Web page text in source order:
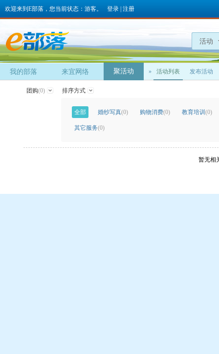
欢迎来到E部落，您当前状态：游客。 登录 注册
活动
我的部落 来宜网络 聚活动 » 活动列表 发布活动
团购(0) 排序方式
全部 婚纱写真(0) 购物消费(0) 教育培训 (0)
其它服务(0)
暂无相